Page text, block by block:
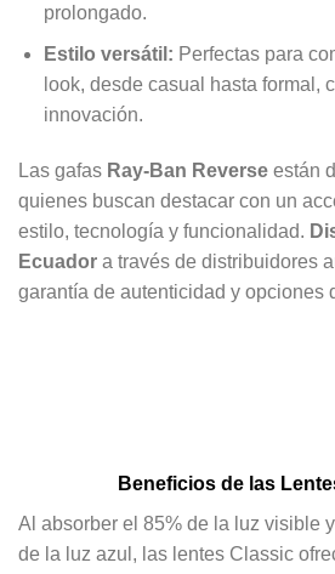
prolongado.
Estilo versátil: Perfectas para
look, desde casual hasta formal,
innovación.
Las gafas Ray-Ban Reverse están
quienes buscan destacar con un
estilo, tecnología y funcionalidad.
Ecuador a través de distribuidores
garantía de autenticidad y opciones
Beneficios de las
Al absorber el 85% de la luz visible
de la luz azul, las lentes Classic